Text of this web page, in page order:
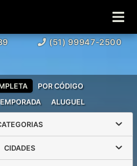
(51) 99947-2500
ALUGUEL
POR CÓDIGO
CIDADES